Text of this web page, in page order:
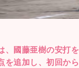
、國藤亜樹の安打
追加し、初回から